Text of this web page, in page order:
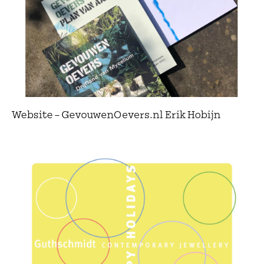
Website – GevouwenOevers.nl Erik Hobijn